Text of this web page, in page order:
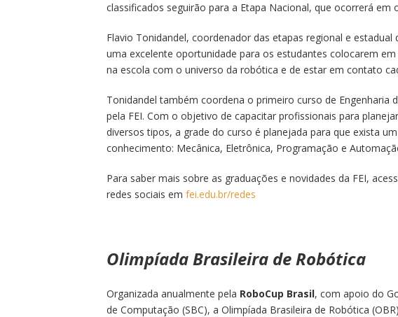
classificados seguirão para a Etapa Nacional, que ocorrerá em
Flavio Tonidandel, coordenador das etapas regional e estadual
uma excelente oportunidade para os estudantes colocarem
na escola com o universo da robótica e de estar em contato
Tonidandel também coordena o primeiro curso de Engenharia
pela FEI. Com o objetivo de capacitar profissionais para
diversos tipos, a grade do curso é planejada para que exista
conhecimento: Mecânica, Eletrônica, Programação e
Para saber mais sobre as graduações e novidades da FEI,
redes sociais em fei.edu.br/redes
Olimpíada Brasileira de Robótica
Organizada anualmente pela RoboCup Brasil, com apoio do
de Computação (SBC), a Olimpíada Brasileira de Robótica